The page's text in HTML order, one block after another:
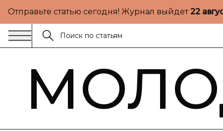
Отправьте статью сегодня! Журнал выйдет22